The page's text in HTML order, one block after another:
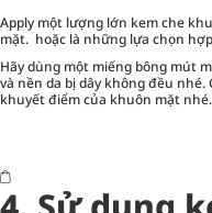
Apply một lượng lớn kem che
mặt. hoặc là những lựa chọn
Hãy dùng một miếng bông mút
và nền da bị dây không đều
khuyết điểm của khuôn mặt nhé.